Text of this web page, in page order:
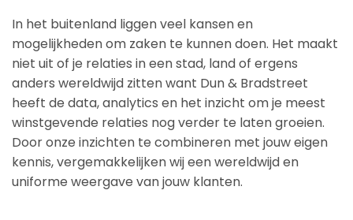
In het buitenland liggen veel kansen en
mogelijkheden om zaken te kunnen doen. Het maakt
niet uit of je relaties in een stad, land of ergens
anders wereldwijd zitten want Dun & Bradstreet
heeft de data, analytics en het inzicht om je meest
winstgevende relaties nog verder te laten groeien.
Door onze inzichten te combineren met jouw eigen
kennis, vergemakkelijken wij een wereldwijd en
uniforme weergave van jouw klanten.